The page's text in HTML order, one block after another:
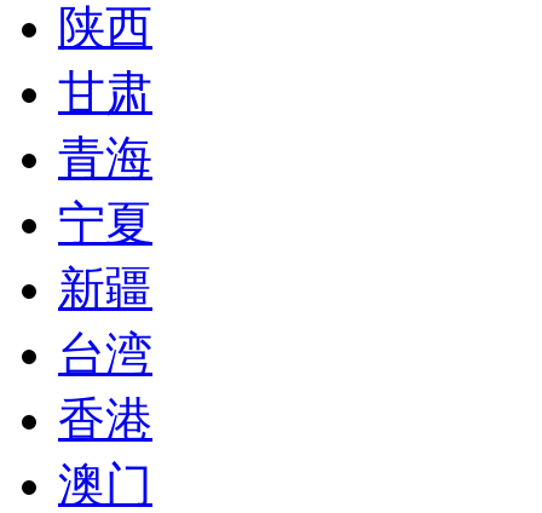
陕西
甘肃
青海
宁夏
新疆
台湾
香港
澳门